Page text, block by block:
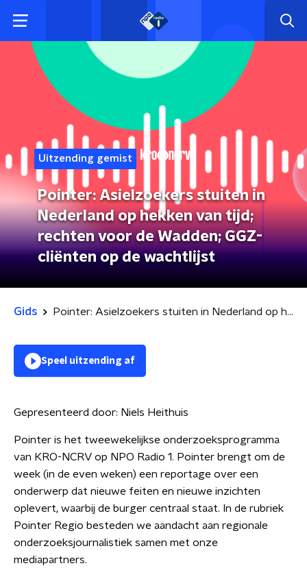
Uitzending gemist
Pointer: Asielzoekers stuiten in
Nederland op hekken van tijd;
rechten voor de Wadden; GGZ-
cliënten op de wachtlijst
Gids Pointer: Asielzoekers stuiten in Nederland op hekken van tijd; rechten voor de Wadden; GGZ-cliënten op de wachtlijst
Speel uitzending af
Gepresenteerd door: Niels Heithuis
Pointer is het tweewekelijkse onderzoeksprogramma
van KRO-NCRV op NPO Radio 1. Pointer brengt om de
week (in de even weken) een reportage over een
onderwerp dat nieuwe feiten en nieuwe inzichten
oplevert, waarbij de burger centraal staat. In de rubriek
Pointer Regio besteden we aandacht aan regionale
onderzoeksjournalistiek samen met onze
mediapartners.